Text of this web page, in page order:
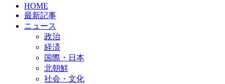
HOME
最新記事
ニュース
政治
経済
国際・日本
北朝鮮
社会・文化